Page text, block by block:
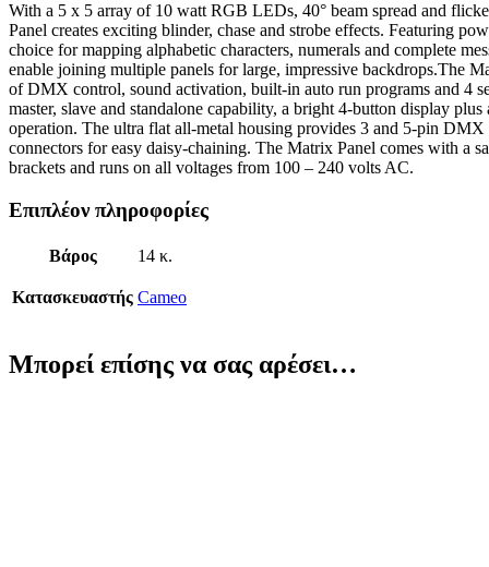
With a 5 x 5 array of 10 watt RGB LEDs, 40° beam spread and
Panel creates exciting blinder, chase and strobe effects. Featuring
choice for mapping alphabetic characters, numerals and complete
enable joining multiple panels for large, impressive backdrops.The
of DMX control, sound activation, built-in auto run programs and 4
master, slave and standalone capability, a bright 4-button display
operation. The ultra flat all-metal housing provides 3 and 5-pin
connectors for easy daisy-chaining. The Matrix Panel comes with a
brackets and runs on all voltages from 100 – 240 volts AC.
Επιπλέον πληροφορίες
Βάρος 14 κ.
Κατασκευαστής Cameo
Μπορεί επίσης να σας αρέσει…